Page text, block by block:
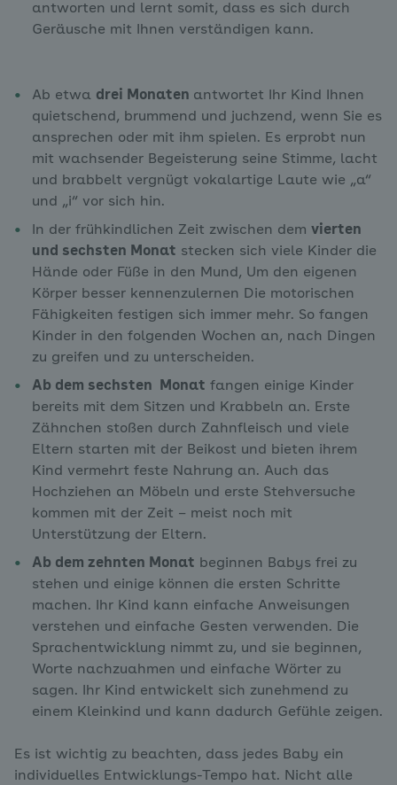
antworten und lernt somit, dass es sich durch
Geräusche mit Ihnen verständigen kann.
Ab etwa drei Monaten antwortet Ihr Kind Ihnen
quietschend, brummend und juchzend, wenn Sie es
ansprechen oder mit ihm spielen. Es erprobt nun
mit wachsender Begeisterung seine Stimme, lacht
und brabbelt vergnügt vokalartige Laute wie „a“
und „i“ vor sich hin.
In der frühkindlichen Zeit zwischen dem vierten
und sechsten Monat stecken sich viele Kinder die
Hände oder Füße in den Mund, Um den eigenen
Körper besser kennenzulernen Die motorischen
Fähigkeiten festigen sich immer mehr. So fangen
Kinder in den folgenden Wochen an, nach Dingen
zu greifen und zu unterscheiden.
Ab dem sechsten Monat fangen einige Kinder
bereits mit dem Sitzen und Krabbeln an. Erste
Zähnchen stoßen durch Zahnfleisch und viele
Eltern starten mit der Beikost und bieten ihrem
Kind vermehrt feste Nahrung an. Auch das
Hochziehen an Möbeln und erste Stehversuche
kommen mit der Zeit – meist noch mit
Unterstützung der Eltern.
Ab dem zehnten Monat beginnen Babys frei zu
stehen und einige können die ersten Schritte
machen. Ihr Kind kann einfache Anweisungen
verstehen und einfache Gesten verwenden. Die
Sprachentwicklung nimmt zu, und sie beginnen,
Worte nachzuahmen und einfache Wörter zu
sagen. Ihr Kind entwickelt sich zunehmend zu
einem Kleinkind und kann dadurch Gefühle zeigen.
Es ist wichtig zu beachten, dass jedes Baby ein
individuelles Entwicklungs-Tempo hat. Nicht alle